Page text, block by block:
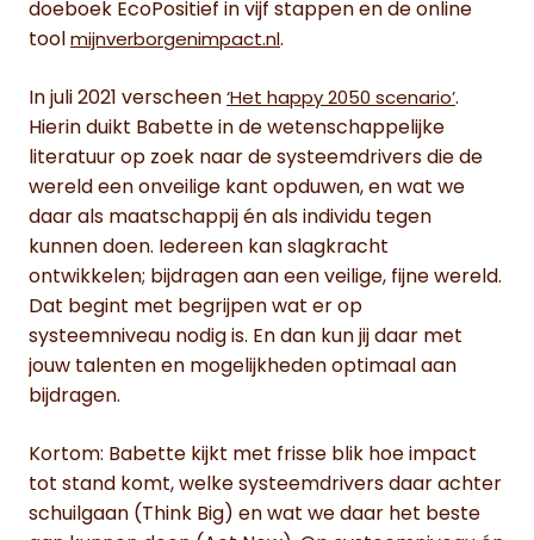
doeboek EcoPositief in vijf stappen en de online
tool mijnverborgenimpact.nl.
In juli 2021 verscheen ‘Het happy 2050 scenario’.
Hierin duikt Babette in de wetenschappelijke
literatuur op zoek naar de systeemdrivers die de
wereld een onveilige kant opduwen, en wat we
daar als maatschappij én als individu tegen
kunnen doen. Iedereen kan slagkracht
ontwikkelen; bijdragen aan een veilige, fijne wereld.
Dat begint met begrijpen wat er op
systeemniveau nodig is. En dan kun jij daar met
jouw talenten en mogelijkheden optimaal aan
bijdragen.
Kortom: Babette kijkt met frisse blik hoe impact
tot stand komt, welke systeemdrivers daar achter
schuilgaan (Think Big) en wat we daar het beste